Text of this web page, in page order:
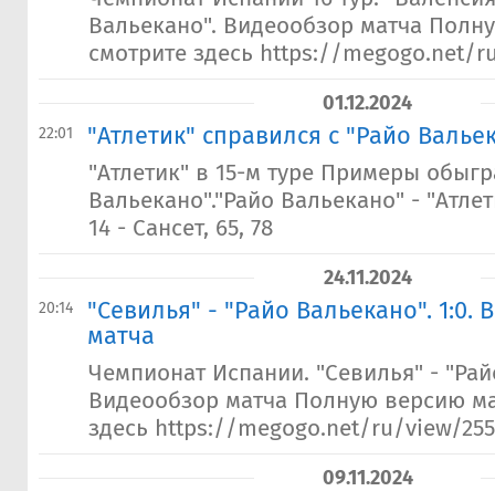
Вальекано". Видеообзор матча
смотрите здесь https://megogo.net/
01.12.2024
22:01 "Атлетик" справился с "Райо
"Атлетик" в 15-м туре Примеры
Вальекано"."Райо Вальекано" -
14 - Сансет, 65, 78
24.11.2024
20:14
"Севилья" - "Райо Вальекано". 1:0.
матча
Чемпионат Испании. "Севилья" -
Видеообзор матча Полную версию
здесь https://megogo.net/ru/view/
09.11.2024